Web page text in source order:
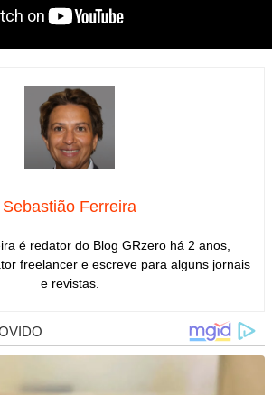
Sebastião Ferreira
é redator do Blog GRzero há 2 anos,
freelancer e escreve para alguns jornais
e revistas.